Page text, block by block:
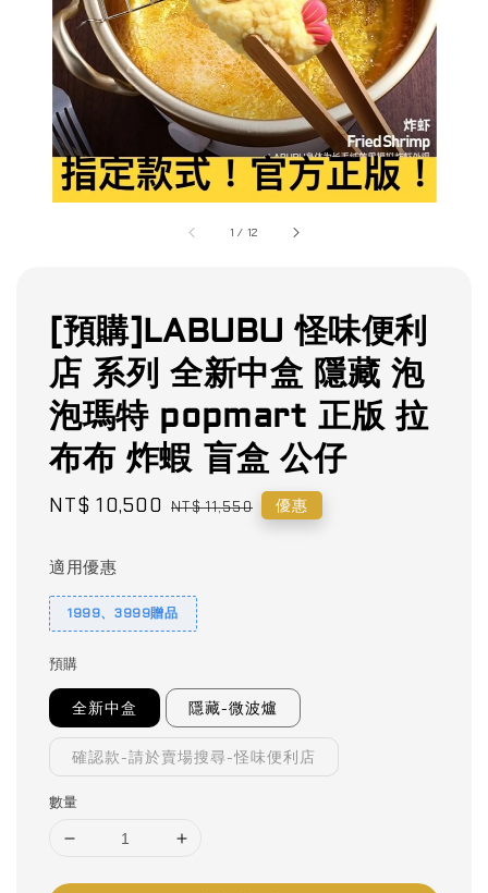
1 / 12
[預購]LABUBU 怪味便利
店 系列 全新中盒 隱藏 泡
泡瑪特 popmart 正版 拉
布布 炸蝦 盲盒 公仔
Sale
NT$ 10,500 Regular
NT$ 11,550 優惠
適用優惠
1999、3999贈品
預購
全新中盒 隱藏-微波爐
確認款-請於賣場搜尋-怪味便利店
數量